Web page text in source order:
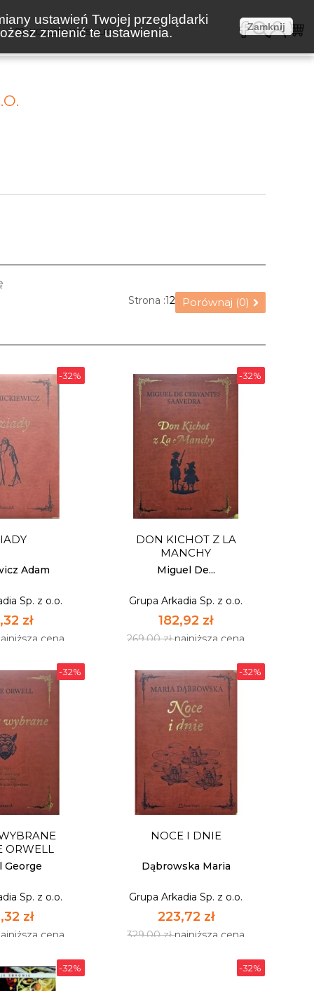
ustawień Twojej przeglądarki
zmienić te ustawienia.
Zamknij
KOSZTY WYSYŁKI
Porównaj (0)
Strona :12
-32%
Adam
Sp. z o.o.
zł
cena
zł
cena
-32%
DON KICHOT Z LA
MANCHY
Miguel De...
Grupa Arkadia Sp. z o.o.
182,92 zł
269,00 złnajniższa cena
DON KICHOT Z LA
MANCHY
269,00 złnajniższa cena
NIEDOSTĘPNY
-32%
ORWELL
George
Sp. z o.o.
zł
cena
-32%
NOCE I DNIE
Dąbrowska Maria
Grupa Arkadia Sp. z o.o.
223,72 zł
329,00 złnajniższa cena
-32% -32%